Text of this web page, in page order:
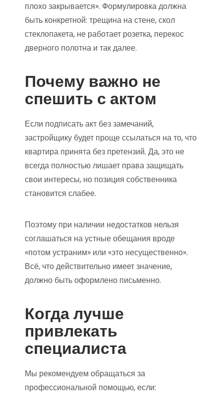
плохо закрывается». Формулировка должна
быть конкретной: трещина на стене, скол
стеклопакета, не работает розетка, перекос
дверного полотна и так далее.
Почему важно не
спешить с актом
Если подписать акт без замечаний,
застройщику будет проще ссылаться на то, что
квартира принята без претензий. Да, это не
всегда полностью лишает права защищать
свои интересы, но позиция собственника
становится слабее.
Поэтому при наличии недостатков нельзя
соглашаться на устные обещания вроде
«потом устраним» или «это несущественно».
Всё, что действительно имеет значение,
должно быть оформлено письменно.
Когда лучше
привлекать
специалиста
Мы рекомендуем обращаться за
профессиональной помощью, если: